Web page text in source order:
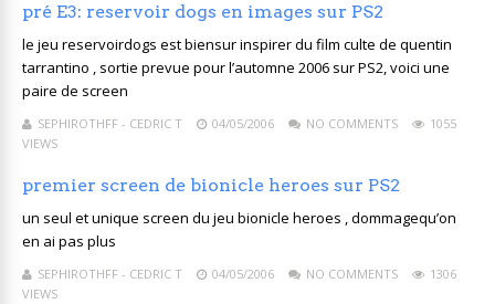
pré E3: reservoir dogs en images sur PS2
le jeu reservoirdogs est biensur inspirer du film culte de quentin
tarrantino , sortie prevue pour l’automne 2006 sur PS2, voici une
paire de screen
SEPHIROTHFF - CEDRIC T 04/05/2006 NO COMMENTS
1055
VIEWS
premier screen de bionicle heroes sur PS2
un seul et unique screen du jeu bionicle heroes , dommagequ’on
en ai pas plus
SEPHIROTHFF - CEDRIC T 04/05/2006 NO COMMENTS
1306
VIEWS